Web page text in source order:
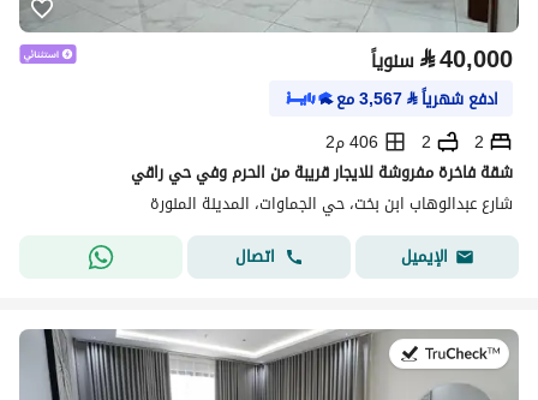
⃁40,000 سنوياً
ادفع شهرياً⃁
3,567مع
2
2
406 م2
شقة فاخرة مفروشة للايجار قريبة من الحرم وفي حي راقي
شارع عبدالوهاب ابن بخت، حي الجماوات، المدينة المنورة
الإيميل
اتصال
في:19 يوليو 2026